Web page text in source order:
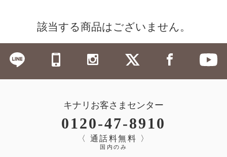
該当する商品はございません。
キナリお客さまセンター
0120-47-8910
〈 通話料無料 〉
国内のみ